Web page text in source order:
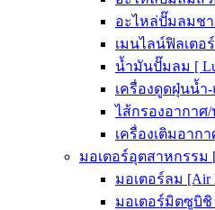
อะไหล่ปั๊มลมชาง
เมนไลน์ฟิลเตอ
น้ำมันปั๊มลม [
เครื่องดูดฝุ่นน้ำ-
ไส้กรองอากาศ
เครื่องเติมอาก
มอเตอร์อุตสาหกรรม
มอเตอร์ลม [Air
มอเตอร์มิตซูบิชิ